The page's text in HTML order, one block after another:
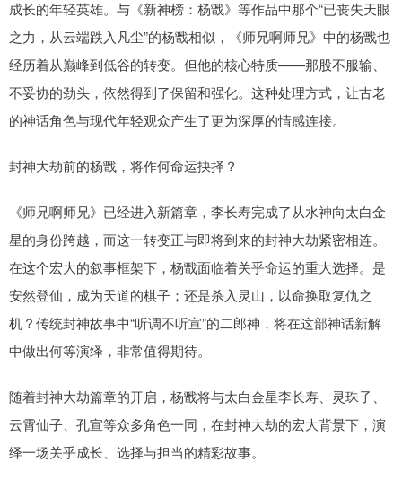
成长的年轻英雄。与《新神榜：杨戬》等作品中那个“已丧失天眼
之力，从云端跌入凡尘”的杨戬相似，《师兄啊师兄》中的杨戬也
经历着从巅峰到低谷的转变。但他的核心特质——那股不服输、
不妥协的劲头，依然得到了保留和强化。这种处理方式，让古老
的神话角色与现代年轻观众产生了更为深厚的情感连接。
封神大劫前的杨戬，将作何命运抉择？
《师兄啊师兄》已经进入新篇章，李长寿完成了从水神向太白金
星的身份跨越，而这一转变正与即将到来的封神大劫紧密相连。
在这个宏大的叙事框架下，杨戬面临着关乎命运的重大选择。是
安然登仙，成为天道的棋子；还是杀入灵山，以命换取复仇之
机？传统封神故事中“听调不听宣”的二郎神，将在这部神话新解
中做出何等演绎，非常值得期待。
随着封神大劫篇章的开启，杨戬将与太白金星李长寿、灵珠子、
云霄仙子、孔宣等众多角色一同，在封神大劫的宏大背景下，演
绎一场关乎成长、选择与担当的精彩故事。